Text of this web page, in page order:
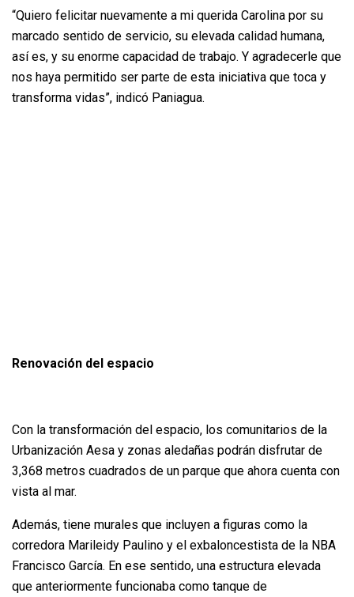
“Quiero felicitar nuevamente a mi querida Carolina por su
marcado sentido de servicio, su elevada calidad humana,
así es, y su enorme capacidad de trabajo. Y agradecerle que
nos haya permitido ser parte de esta iniciativa que toca y
transforma vidas”, indicó Paniagua.
Renovación del espacio
Con la transformación del espacio, los comunitarios de la
Urbanización Aesa y zonas aledañas podrán disfrutar de
3,368 metros cuadrados de un parque que ahora cuenta con
vista al mar.
Además, tiene murales que incluyen a figuras como la
corredora Marileidy Paulino y el exbaloncestista de la NBA
Francisco García. En ese sentido, una estructura elevada
que anteriormente funcionaba como tanque de